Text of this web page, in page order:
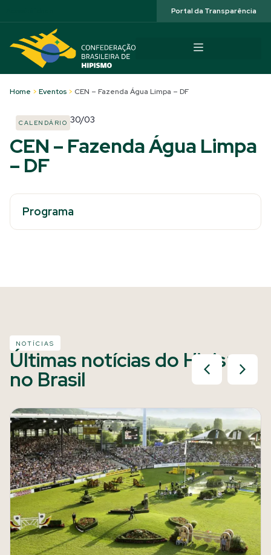
Portal da Transparência
Home > Eventos > CEN – Fazenda Água Limpa – DF
CALENDÁRIO 30/03
CEN – Fazenda Água Limpa
– DF
Programa
NOTÍCIAS
Últimas notícias do Hipismo
no Brasil